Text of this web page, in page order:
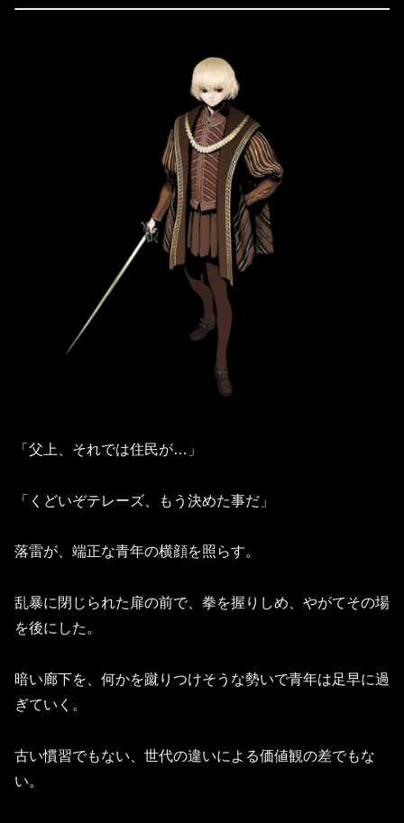
「父上、それでは住民が…」
「くどいぞテレーズ、もう決めた事だ」
落雷が、端正な青年の横顔を照らす。
乱暴に閉じられた扉の前で、拳を握りしめ、やがてその場
を後にした。
暗い廊下を、何かを蹴りつけそうな勢いで青年は足早に過
ぎていく。
古い慣習でもない、世代の違いによる価値観の差でもな
い。